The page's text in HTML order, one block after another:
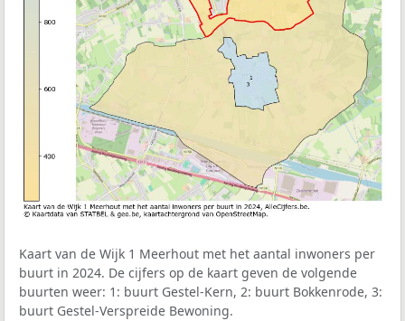
Kaart van de Wijk 1 Meerhout met het aantal inwoners per
buurt in 2024. De cijfers op de kaart geven de volgende
buurten weer: 1: buurt Gestel-Kern, 2: buurt Bokkenrode, 3:
buurt Gestel-Verspreide Bewoning.